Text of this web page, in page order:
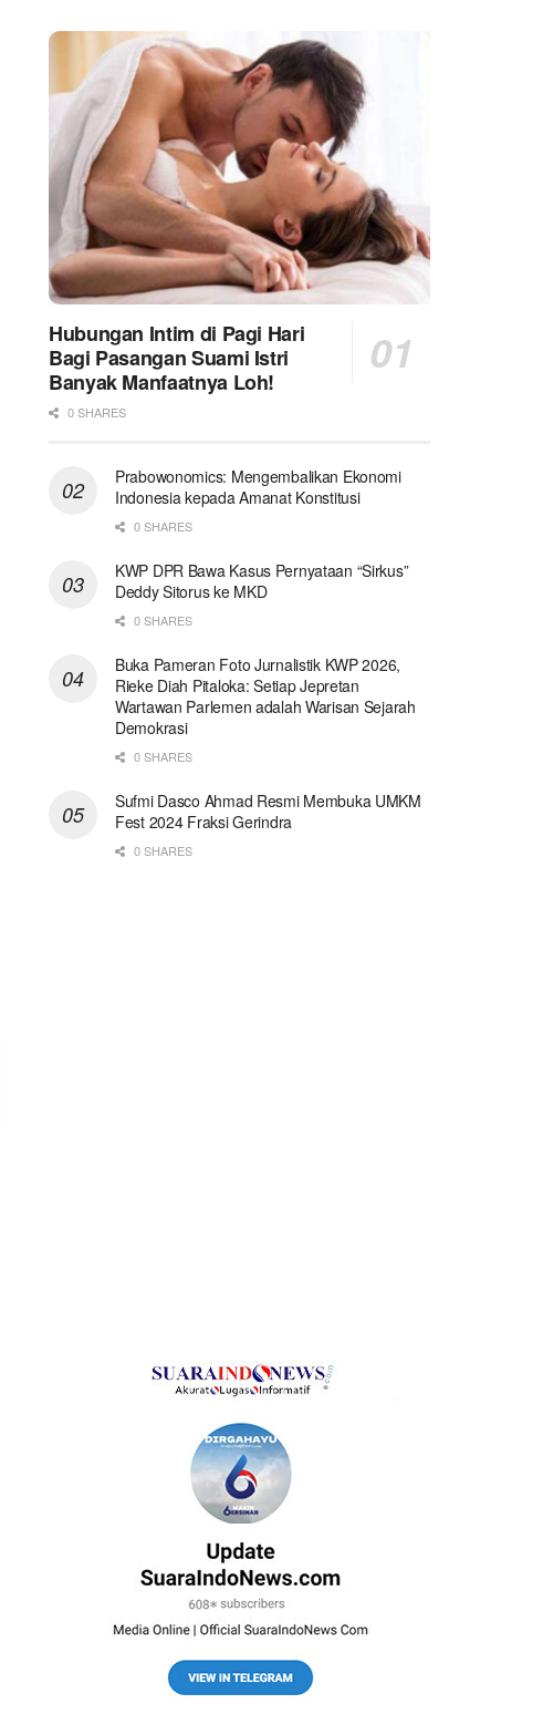
Hubungan Intim di Pagi Hari
Bagi Pasangan Suami Istri
Banyak Manfaatnya Loh!
0 SHARES
Prabowonomics: Mengembalikan Ekonomi
Indonesia kepada Amanat Konstitusi
0 SHARES
KWP DPR Bawa Kasus Pernyataan “Sirkus”
Deddy Sitorus ke MKD
0 SHARES
Buka Pameran Foto Jurnalistik KWP 2026,
Rieke Diah Pitaloka: Setiap Jepretan
Wartawan Parlemen adalah Warisan Sejarah
Demokrasi
0 SHARES
Sufmi Dasco Ahmad Resmi Membuka UMKM
Fest 2024 Fraksi Gerindra
0 SHARES